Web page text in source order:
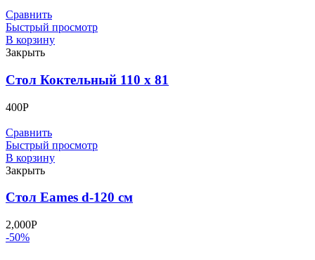
Сравнить
Быстрый просмотр
В корзину
Закрыть
Стол Коктельный 110 х 81
400Р
Сравнить
Быстрый просмотр
В корзину
Закрыть
Стол Eames d-120 см
2,000Р
-50%